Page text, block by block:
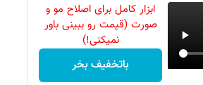
ابزار کامل برای اصلاح مو و
صورت (قیمت رو ببینی باور
نمیکنی!)
باتخفیف بخر